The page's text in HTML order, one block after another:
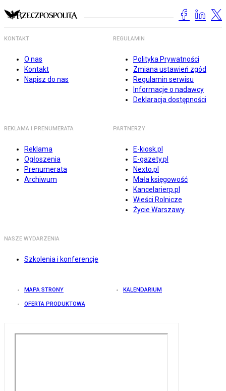
KONTAKT
O nas
Kontakt
Napisz do nas
REGULAMIN
Polityka Prywatności
Zmiana ustawień zgód
Regulamin serwisu
Informacje o nadawcy
Deklaracja dostępności
REKLAMA I PRENUMERATA
Reklama
Ogłoszenia
Prenumerata
Archiwum
PARTNERZY
E-kiosk.pl
E-gazety.pl
Nexto.pl
Mała księgowość
Kancelarierp.pl
Wieści Rolnicze
Życie Warszawy
NASZE WYDARZENIA
Szkolenia i konferencje
MAPA STRONY KALENDARIUM
OFERTA PRODUKTOWA